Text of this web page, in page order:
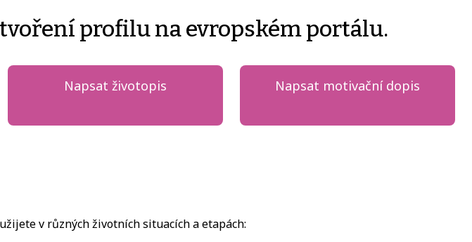
profilu na evropském portálu.
Napsat životopis Napsat motivační dopis
v různých životních situacích a etapách: